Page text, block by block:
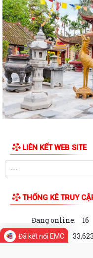
THỨC QUỐC PHÒNG VÀ AN
Công văn số: 1925/UBND-
Khê về việc phối hợp triển
Kế hoạch số: 252/KH-
Triển khai chiến dịch 90 ngày
Thông báo số: 157/TB-
phê duyệt quy trình nội bộ
Thông báo số: 2541/TB-
Thông báo số: 2542/TB-
Về việc đình chỉ lưu hành, thu
công dân định kỳ tuần 01,
Triển khai “ Chương trình
Kế hoạch số: 249/KH-UBND
LIÊN KẾT WEB SITE
THỐNG KÊ TRUY
Đang online: 16
Trong tuần:
33,623
Đã kết nối EMC